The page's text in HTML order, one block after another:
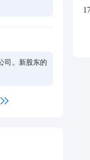
司。新股东的